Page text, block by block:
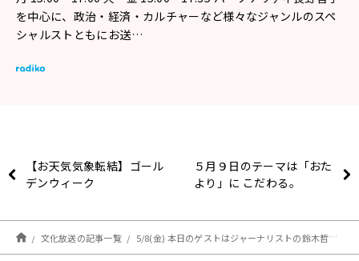
を中心に、政治・経済・カルチャーなど様々なジャンルのスペ
シャルストともにお送…
【お天気気象転結】ゴール
デンウィーク
５月９日のテーマは「おた
より」に こだわる。
文化放送の記事一覧 5/8(金) 本日のゲストはジャーナリストの鈴木哲夫さん、フリーディレクターの中村健吾さんでした！！